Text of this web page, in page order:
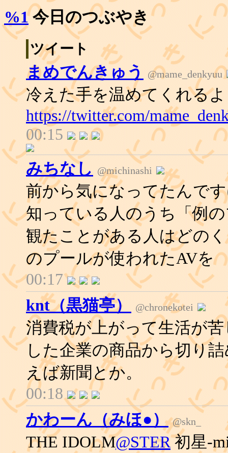
%1今日のつぶやき
ツイート
まめでんきゅう @mame_denkyuu
冷えた手を温めてくれる
https://twitter.com/
00:15
みちなし @michinashi
前から気になってたんで
知っている人のうち「例
観たことがある人はどの
のプールが使われたAVを
00:17
knt（黒猫亭）
@chronekotei
消費税が上がって生活が
した企業の商品から切り
えば新聞とか。
00:18
かわーん（みほ●） @skn_
THE IDOLM@STER初星-